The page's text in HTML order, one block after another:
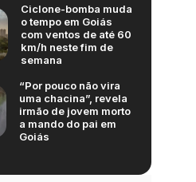
Ciclone-bomba muda
o tempo em Goiás
com ventos de até 60
km/h neste fim de
semana
“Por pouco não vira
uma chacina”, revela
irmão de jovem morto
a mando do pai em
Goiás